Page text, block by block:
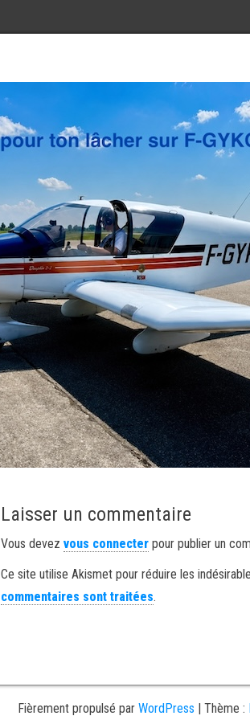
Laisser un commentaire
Vous devezvous connecter pour publier un
Ce site utilise Akismet pour réduire les
commentaires sont traitées.
Fièrement propulsé par WordPress | Thème :